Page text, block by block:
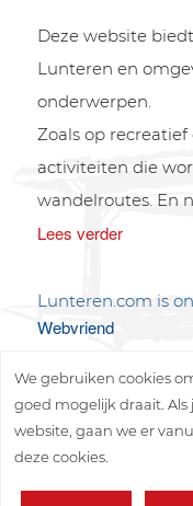
Deze website
Lunteren en
onderwerpen.
Zoals op
activiteiten die
wandelroutes. En
Lees verder
Lunteren.com is
Webvriend
We gebruiken cookies
goed mogelijk draait.
website, gaan we er
deze cookies.